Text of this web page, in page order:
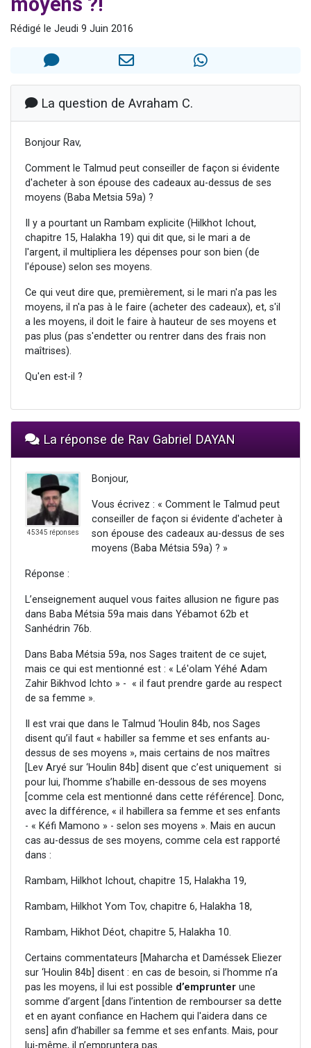
Ariel vient de donner son Maasser
Rédigé le Jeudi 9 Juin 2016
La question de Avraham C.
Bonjour Rav,
Comment le Talmud peut conseiller de façon si évidente
d'acheter à son épouse des cadeaux au-dessus de ses
moyens (Baba Metsia 59a) ?
Il y a pourtant un Rambam explicite (Hilkhot Ichout,
chapitre 15, Halakha 19) qui dit que, si le mari a de
l'argent, il multipliera les dépenses pour son bien (de
l'épouse) selon ses moyens.
Ce qui veut dire que, premièrement, si le mari n'a pas les
moyens, il n'a pas à le faire (acheter des cadeaux), et, s'il
a les moyens, il doit le faire à hauteur de ses moyens et
pas plus (pas s'endetter ou rentrer dans des frais non
maîtrises).
Qu'en est-il ?
La réponse de Rav Gabriel DAYAN
45345 réponses
Bonjour,
Vous écrivez : « Comment le Talmud peut
conseiller de façon si évidente d'acheter à
son épouse des cadeaux au-dessus de ses
moyens (Baba Métsia 59a) ? »
Réponse :
L’enseignement auquel vous faites allusion ne figure pas
dans Baba Métsia 59a mais dans Yébamot 62b et
Sanhédrin 76b.
Dans Baba Métsia 59a, nos Sages traitent de ce sujet,
mais ce qui est mentionné est : « Lé'olam Yéhé Adam
Zahir Bikhvod Ichto » - « il faut prendre garde au respect
de sa femme ».
Il est vrai que dans le Talmud ‘Houlin 84b, nos Sages
disent qu’il faut « habiller sa femme et ses enfants au-
dessus de ses moyens », mais certains de nos maîtres
[Lev Aryé sur ‘Houlin 84b] disent que c’est uniquement si
pour lui, l’homme s’habille en-dessous de ses moyens
[comme cela est mentionné dans cette référence]. Donc,
avec la différence, « il habillera sa femme et ses enfants
- « Kéfi Mamono » - selon ses moyens ». Mais en aucun
cas au-dessus de ses moyens, comme cela est rapporté
dans :
Rambam, Hilkhot Ichout, chapitre 15, Halakha 19,
Rambam, Hilkhot Yom Tov, chapitre 6, Halakha 18,
Rambam, Hikhot Déot, chapitre 5, Halakha 10.
Certains commentateurs [Maharcha et Daméssek Eliezer
sur ‘Houlin 84b] disent : en cas de besoin, si l’homme n’a
pas les moyens, il lui est possible d’emprunter une
somme d’argent [dans l’intention de rembourser sa dette
et en ayant confiance en Hachem qui l'aidera dans ce
sens] afin d’habiller sa femme et ses enfants. Mais, pour